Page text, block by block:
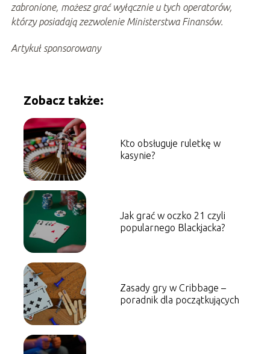
zabronione, możesz grać wyłącznie u tych operatorów,
którzy posiadają zezwolenie Ministerstwa Finansów.
Artykuł sponsorowany
Zobacz także:
Kto obsługuje ruletkę w
kasynie?
Jak grać w oczko 21 czyli
popularnego Blackjacka?
Zasady gry w Cribbage –
poradnik dla początkujących